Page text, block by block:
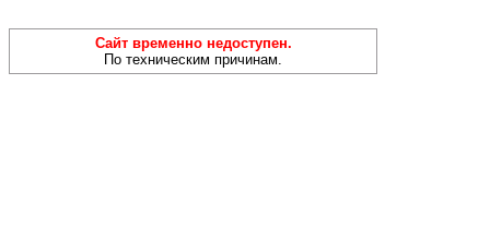
Сайт временно недоступен.
По техническим причинам.